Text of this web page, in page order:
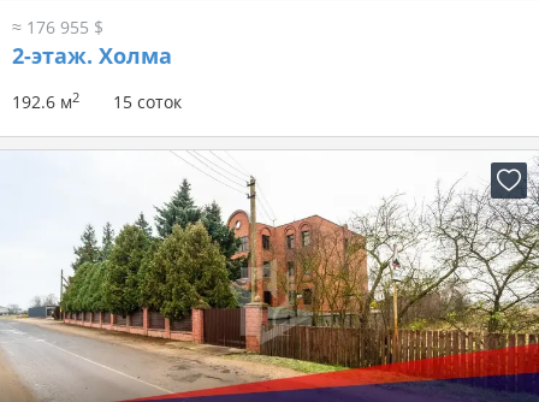
≈ 176 955 $
2-этаж. Холма
192.6 м2 15 соток